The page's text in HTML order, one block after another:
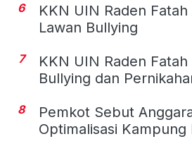
6
KKN UIN Raden Fatah
Lawan Bullying
7
KKN UIN Raden Fatah
Bullying dan
8
Pemkot Sebut
Optimalisasi Kampung